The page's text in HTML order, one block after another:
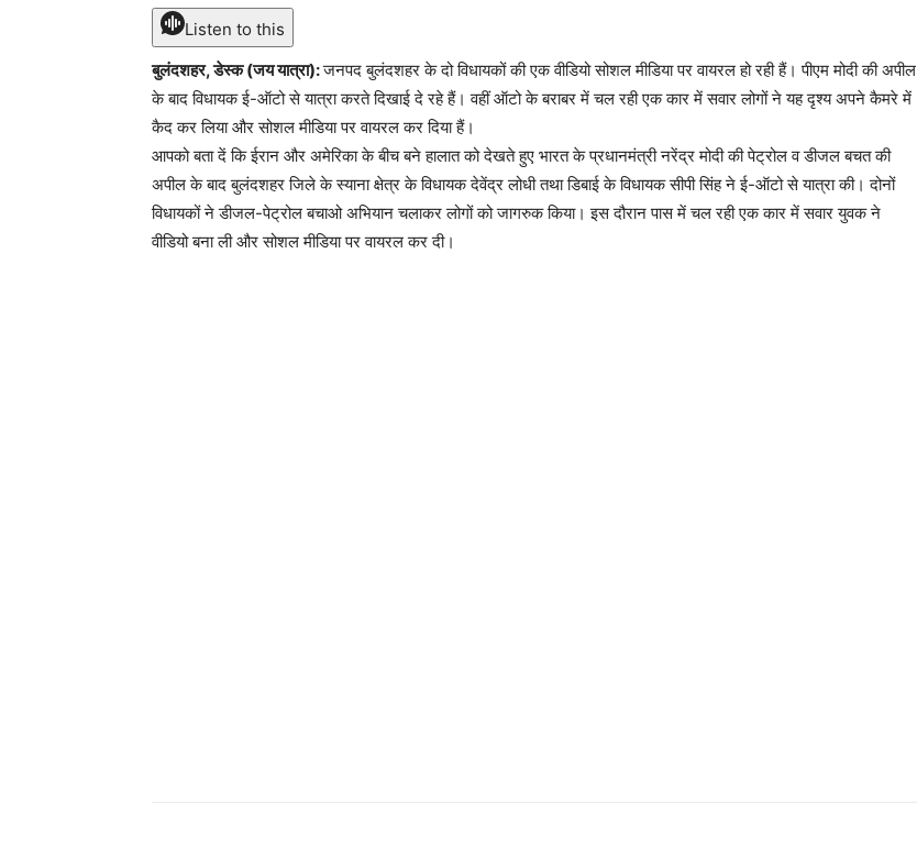
Listen to this
बुलंदशहर, डेस्क (जय यात्रा):जनपद बुलंदशहर के दो विधायकों की एक वीडियो सोशल मीडिया पर वायरल हो रही हैं। पीएम मोदी की अपील
के बाद विधायक ई-ऑटो से यात्रा करते दिखाई दे रहे हैं। वहीं ऑटो के बराबर में चल रही एक कार में सवार लोगों ने यह दृश्य अपने कैमरे में
कैद कर लिया और सोशल मीडिया पर वायरल कर दिया हैं।
आपको बता दें कि ईरान और अमेरिका के बीच बने हालात को देखते हुए भारत के प्रधानमंत्री नरेंद्र मोदी की पेट्रोल व डीजल बचत की
अपील के बाद बुलंदशहर जिले के स्याना क्षेत्र के विधायक देवेंद्र लोधी तथा डिबाई के विधायक सीपी सिंह ने ई-ऑटो से यात्रा की। दोनों
विधायकों ने डीजल-पेट्रोल बचाओ अभियान चलाकर लोगों को जागरुक किया। इस दौरान पास में चल रही एक कार में सवार युवक ने
वीडियो बना ली और सोशल मीडिया पर वायरल कर दी।